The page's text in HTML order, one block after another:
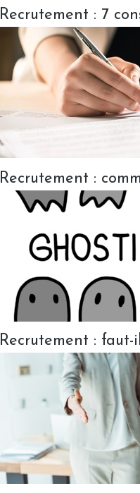
Recrutement : 7
Recrutement :
Recrutement : faut-